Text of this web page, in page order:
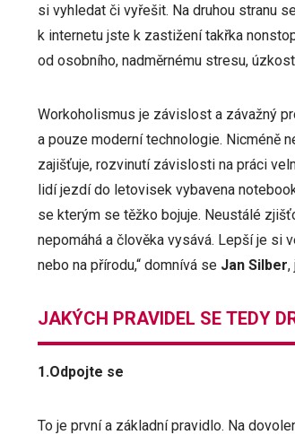
si vyhledat či vyřešit. Na druhou stranu
k internetu jste k zastižení takřka
od osobního, nadměrnému stresu,
Workoholismus je závislost a závažný
a pouze moderní technologie. Nicméně
zajišťuje, rozvinutí závislosti na práci
lidí jezdí do letovisek vybavena
se kterým se těžko bojuje. Neustálé
nepomáhá a člověka vysává. Lepší je si
nebo na přírodu,“ domnívá se Jan Silber,
JAKÝCH PRAVIDEL SE TEDY
1.Odpojte se
To je první a základní pravidlo. Na